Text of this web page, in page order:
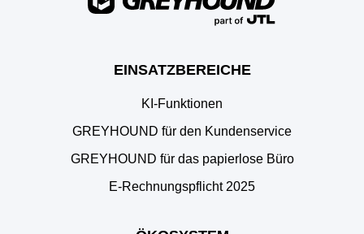
EINSATZBEREICHE
KI-Funktionen
GREYHOUND für den Kundenservice
GREYHOUND für das papierlose Büro
E‑Rechnungspflicht 2025